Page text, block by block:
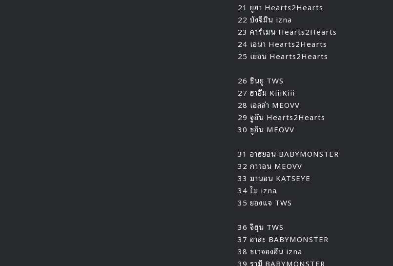
21 ยูฮา Hearts2Hearts
22 บังจีมิน izna
23 คาร์เมน Hearts2Hearts
24 เอนา Hearts2Hearts
25 เยอน Hearts2Hearts
26 ชินยู TWS
27 ฮาอึม KiiiKiii
28 เอลล่า MEOVV
29 จูอึน Hearts2Hearts
30 ซูอิน MEOVV
31 อาฮยอน BABYMONSTER
32 กาวอน MEOVV
33 มานอน KATSEYE
34 ไม izna
35 ยองแจ TWS
36 จีฮุน TWS
37 อาสะ BABYMONSTER
38 ชเวจองอึน izna
39 รามี BABYMONSTER